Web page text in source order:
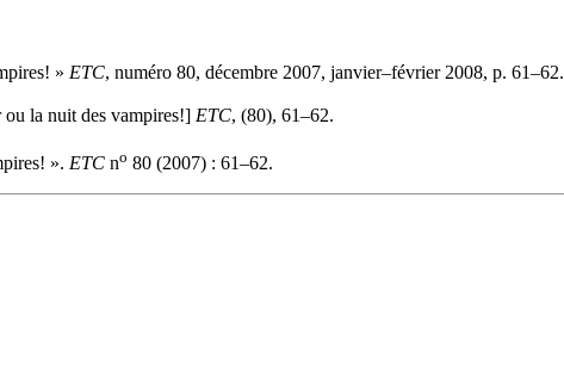
» ETC, numéro 80, décembre 2007, janvier–février 2008, p. 61–62.
la nuit des vampires!] ETC, (80), 61–62.
». ETC no 80 (2007) : 61–62.